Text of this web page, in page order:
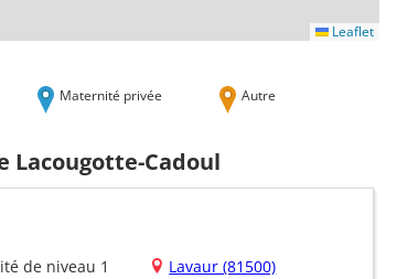
Leaflet
Maternité privée Autre
Lacougotte-Cadoul
de niveau 1 Lavaur (81500)